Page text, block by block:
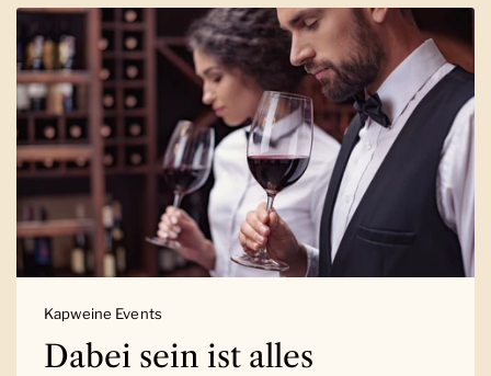
Kapweine Events
Dabei sein ist alles